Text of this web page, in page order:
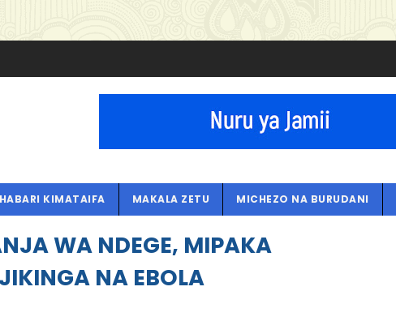
HABARI KIMATAIFA MAKALA ZETU MICHEZO NA BURUDANI
WA NDEGE, MIPAKA
NA EBOLA